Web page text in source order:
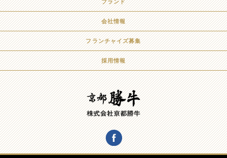
ブランド
会社情報
フランチャイズ募集
採用情報